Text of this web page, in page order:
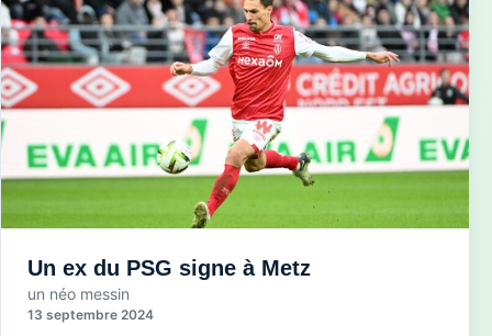
Un ex du PSG signe à Metz
un néo messin
13 septembre 2024